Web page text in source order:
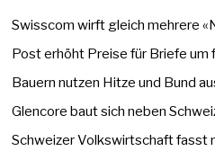
Swisscom wirft gleich mehrere
Post erhöht Preise für Briefe
Bauern nutzen Hitze und Bund
Glencore baut sich neben
Schweizer Volkswirtschaft fasst